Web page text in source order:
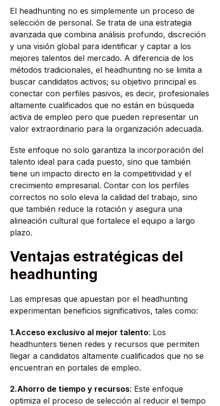
El headhunting no es simplemente un proceso de
selección de personal. Se trata de una estrategia
avanzada que combina análisis profundo, discreción
y una visión global para identificar y captar a los
mejores talentos del mercado. A diferencia de los
métodos tradicionales, el headhunting no se limita a
buscar candidatos activos; su objetivo principal es
conectar con perfiles pasivos, es decir, profesionales
altamente cualificados que no están en búsqueda
activa de empleo pero que pueden representar un
valor extraordinario para la organización adecuada.
Este enfoque no solo garantiza la incorporación del
talento ideal para cada puesto, sino que también
tiene un impacto directo en la competitividad y el
crecimiento empresarial. Contar con los perfiles
correctos no solo eleva la calidad del trabajo, sino
que también reduce la rotación y asegura una
alineación cultural que fortalece el equipo a largo
plazo.
Ventajas estratégicas del
headhunting
Las empresas que apuestan por el headhunting
experimentan beneficios significativos, tales como:
1.Acceso exclusivo al mejor talento: Los
headhunters tienen redes y recursos que permiten
llegar a candidatos altamente cualificados que no se
encuentran en portales de empleo.
2.Ahorro de tiempo y recursos: Este enfoque
optimiza el proceso de selección al reducir el tiempo